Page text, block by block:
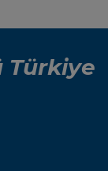
Türkiye